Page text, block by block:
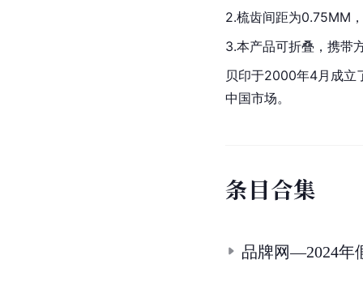
2.梳齿间距为0.75MM
3.本产品可折叠，携带
贝印于2000年4月成立
中国市场。
条目合集
品牌网—2024年